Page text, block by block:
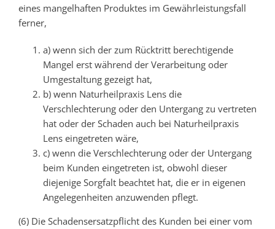
eines mangelhaften Produktes im Gewährleistungsfall
ferner,
a) wenn sich der zum Rücktritt berechtigende
Mangel erst während der Verarbeitung oder
Umgestaltung gezeigt hat,
b) wenn Naturheilpraxis Lens die
Verschlechterung oder den Untergang zu vertreten
hat oder der Schaden auch bei Naturheilpraxis
Lens eingetreten wäre,
c) wenn die Verschlechterung oder der Untergang
beim Kunden eingetreten ist, obwohl dieser
diejenige Sorgfalt beachtet hat, die er in eigenen
Angelegenheiten anzuwenden pflegt.
(6) Die Schadensersatzpflicht des Kunden bei einer vom